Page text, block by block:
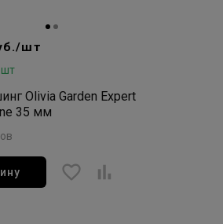
шт
шт
Olivia Garden Expert
35 мм